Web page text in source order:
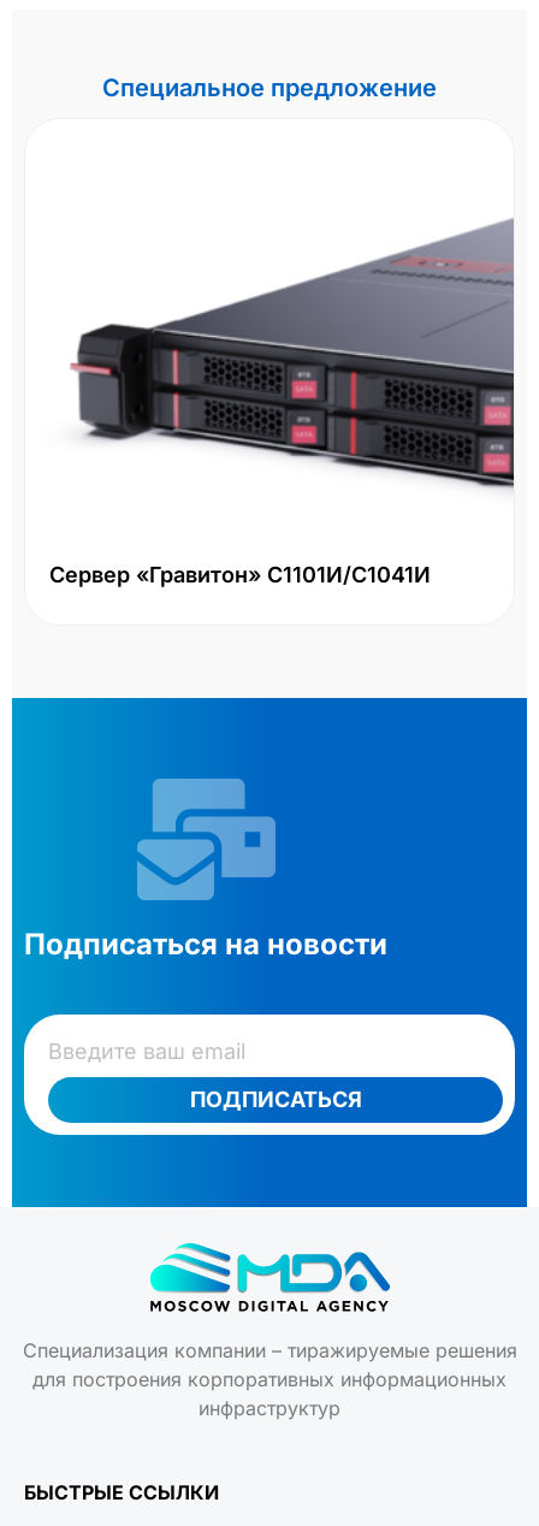
Специальное предложение
Сервер «Гравитон» С1101И/С1041И
Подписаться на новости
ПОДПИСАТЬСЯ
Специализация компании – тиражируемые решения
для построения корпоративных информационных
инфраструктур
БЫСТРЫЕ ССЫЛКИ